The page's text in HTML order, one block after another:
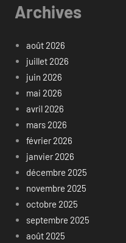
Archives
août 2026
juillet 2026
juin 2026
mai 2026
avril 2026
mars 2026
février 2026
janvier 2026
décembre 2025
novembre 2025
octobre 2025
septembre 2025
août 2025